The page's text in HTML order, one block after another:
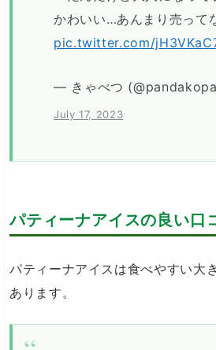
かわいい…あんまり売って
pic.twitter.com/
— きゃべつ
July 17, 2023
パティーナアイスの良い口
パティーナアイスは食べやすい大
あります。